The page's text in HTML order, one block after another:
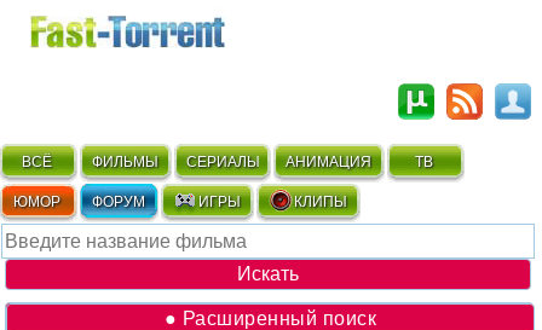
ВСЁ ФИЛЬМЫ СЕРИАЛЫ АНИМАЦИЯ ТВ
ЮМОР ФОРУМ ИГРЫ КЛИПЫ
● Расширенный поиск